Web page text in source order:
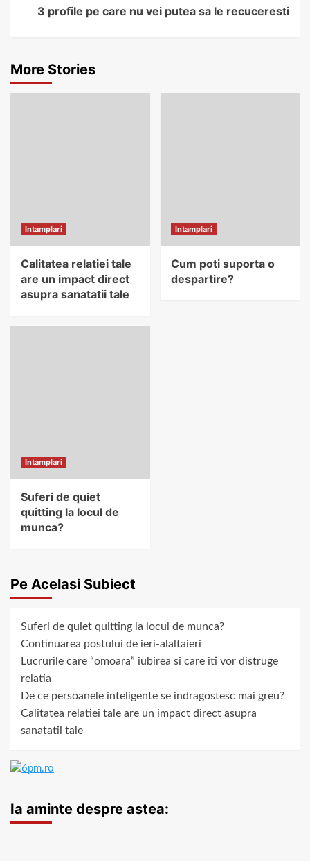
3 profile pe care nu vei putea sa le recuceresti
More Stories
Intamplari
Calitatea relatiei tale
are un impact direct
asupra sanatatii tale
Intamplari
Cum poti suporta o
despartire?
Intamplari
Suferi de quiet
quitting la locul de
munca?
Pe Acelasi Subiect
Suferi de quiet quitting la locul de munca?
Continuarea postului de ieri-alaltaieri
Lucrurile care “omoara” iubirea si care iti vor distruge
relatia
De ce persoanele inteligente se indragostesc mai greu?
Calitatea relatiei tale are un impact direct asupra
sanatatii tale
Ia aminte despre astea: